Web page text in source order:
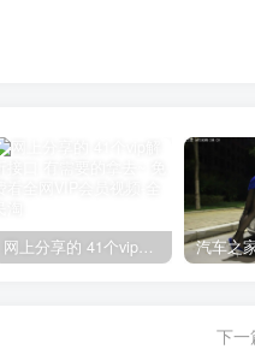
网上分享的 41个vip解析接口 有需要的拿去~ 免费看全网VIP会员视频
下一